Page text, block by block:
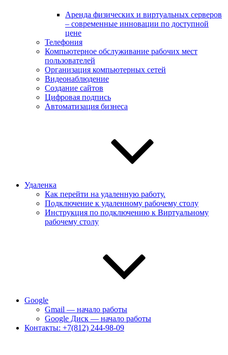
Аренда физических и виртуальных серверов
– современные инновации по доступной
цене
Телефония
Компьютерное обслуживание рабочих мест
пользователей
Организация компьютерных сетей
Видеонаблюдение
Создание сайтов
Цифровая подпись
Автоматизация бизнеса
Удаленка
Как перейти на удаленную работу.
Подключение к удаленному рабочему столу
Инструкция по подключению к Виртуальному
рабочему столу
Google
Gmail — начало работы
Google Диск — начало работы
Контакты: +7(812) 244-98-09